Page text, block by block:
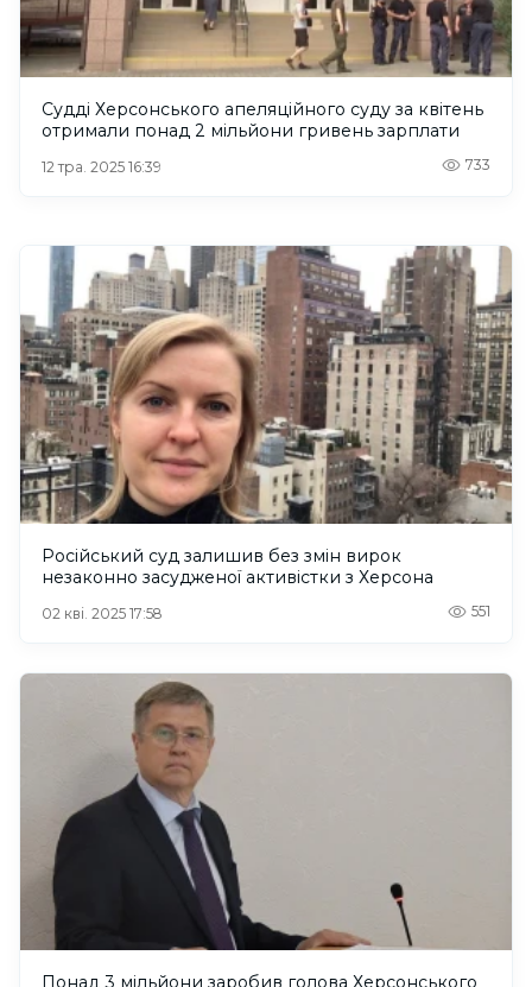
Судді Херсонського апеляційного суду за квітень
отримали понад 2 мільйони гривень зарплати
12 тра. 2025 16:39 733
Російський суд залишив без змін вирок
незаконно засудженої активістки з Херсона
02 кві. 2025 17:58 551
Понад 3 мільйони заробив голова Херсонського